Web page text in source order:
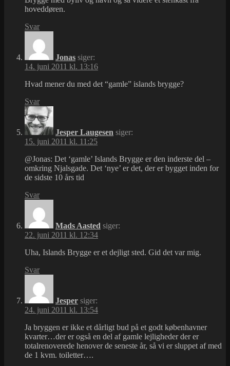
hoveddøren.
Svar
Jonas siger:
14. juni 2011 kl. 13:16
Hvad mener du med det “gamle” islands brygge?
Svar
Jesper Laugesen siger:
15. juni 2011 kl. 11:25
@Jonas: Det ‘gamle’ Islands Brygge er den inderste del –
omkring Njalsgade. Det ‘nye’ er det, der er bygget inden for
de sidste 10 års tid
Svar
Mads Aasted siger:
22. juni 2011 kl. 12:34
Uha, Islands Brygge er et dejligt sted. Gid det var mig.
Svar
Jesper siger:
24. juni 2011 kl. 13:54
Ja bryggen er ikke et dårligt bud på et godt københavner
kvarter…der er også en del af gamle lejligheder der er
totalrenoverede henover de seneste år, så vi er sluppet af med
de 1 kvm. toiletter….